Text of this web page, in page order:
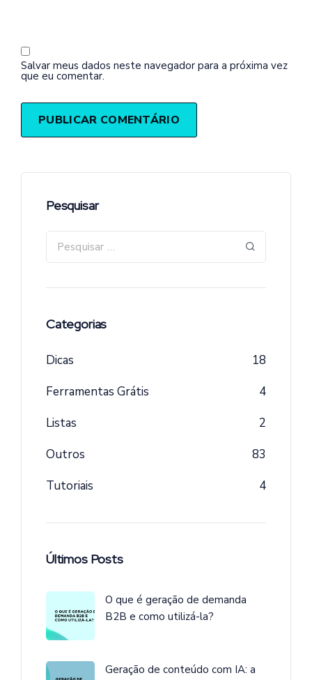
Salvar meus dados neste navegador para a próxima vez
que eu comentar.
Pesquisar
Categorias
Dicas
18
Ferramentas Grátis
4
Listas
2
Outros
83
Tutoriais
4
Últimos Posts
O que é geração de demanda
B2B e como utilizá-la?
Geração de conteúdo com IA: a